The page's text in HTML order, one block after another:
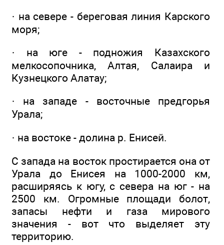
· на севере - береговая линия Карского
моря;
· на юге - подножия Казахского
мелкосопочника, Алтая, Салаира и
Кузнецкого Алатау;
· на западе - восточные предгорья
Урала;
· на востоке - долина р. Енисей.
С запада на восток простирается она от
Урала до Енисея на 1000-2000 км,
расширяясь к югу, с севера на юг - на
2500 км. Огромные площади болот,
запасы нефти и газа мирового
значения - вот что выделяет эту
территорию.